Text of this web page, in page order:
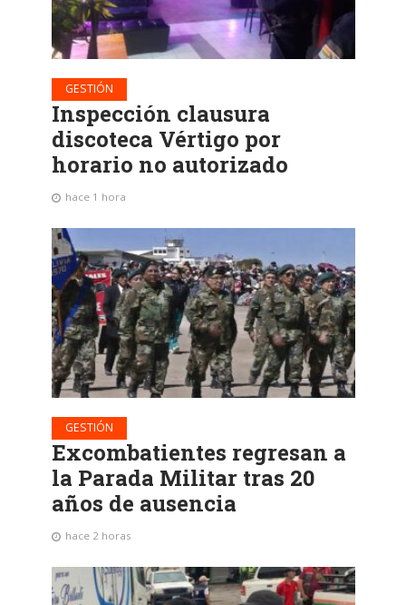
GESTIÓN
Inspección clausura
discoteca Vértigo por
horario no autorizado
hace 1 hora
GESTIÓN
Excombatientes regresan a
la Parada Militar tras 20
años de ausencia
hace 2 horas